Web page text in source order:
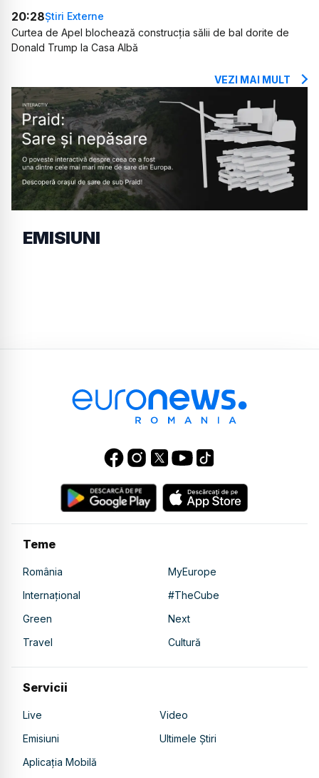
20:28Știri Externe
Curtea de Apel blochează construcția sălii de bal dorite de
Donald Trump la Casa Albă
VEZI MAI MULT
EMISIUNI
Teme
România
MyEurope
Internațional
#TheCube
Green
Next
Travel
Cultură
Servicii
Live
Video
Emisiuni
Ultimele Știri
Aplicația Mobilă